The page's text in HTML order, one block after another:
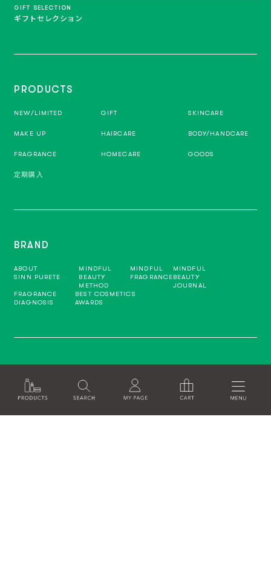
GIFT SELECTION
ギフトセレクション
PRODUCTS
NEW/LIMITED GIFT SKINCARE
MAKE UP HAIRCARE BODY/HANDCARE
FRAGRANCE HOMECARE GOODS
定期購入
BRAND
ABOUT
SINN PURETE
MINDFUL
BEAUTY
METHOD
MINDFUL
FRAGRANCE
MINDFUL
BEAUTY
JOURNAL
FRAGRANCE
DIAGNOSIS
BEST COSMETICS
AWARDS
SHOPPING GUIDE CONTACT
SHOP LIST